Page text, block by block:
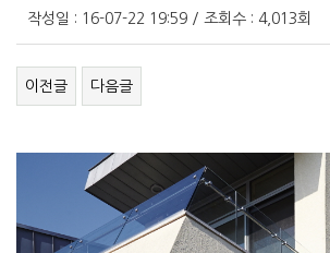
작성일 : 16-07-22 19:59 / 조회수 : 4,013회
이전글 다음글